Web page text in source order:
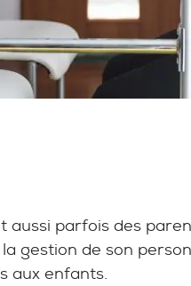
aussi parfois des
gestion de son
aux enfants.